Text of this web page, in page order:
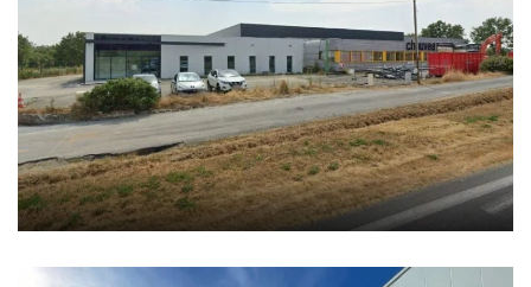
CHAUVEAU NUTRITION